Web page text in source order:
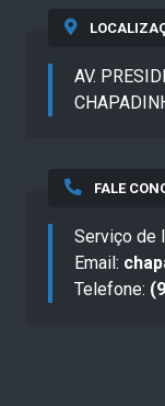
AV.
FALE
Serviço de
Email:
Telefone: